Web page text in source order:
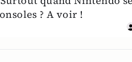
? A voir !